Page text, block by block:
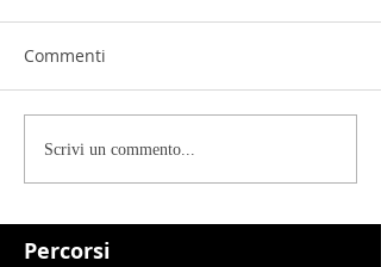
Percorsi
Commenti
Scrivi un commento...